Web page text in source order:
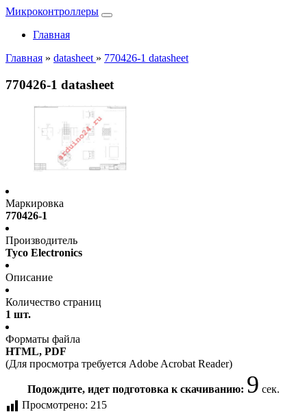
Микроконтроллеры
Главная
Главная » datasheet » 770426-1 datasheet
770426-1 datasheet
Маркировка
770426-1
Производитель
Tyco Electronics
Описание
Количество страниц
1 шт.
Форматы файла
HTML, PDF
(Для просмотра требуется Adobe Acrobat Reader)
Подождите, идет подготовка к скачиванию: 9 сек.
Просмотрено: 215